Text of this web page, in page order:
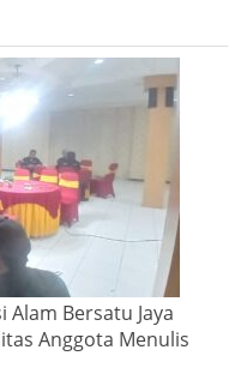
Alam Bersatu Jaya
Anggota Menulis